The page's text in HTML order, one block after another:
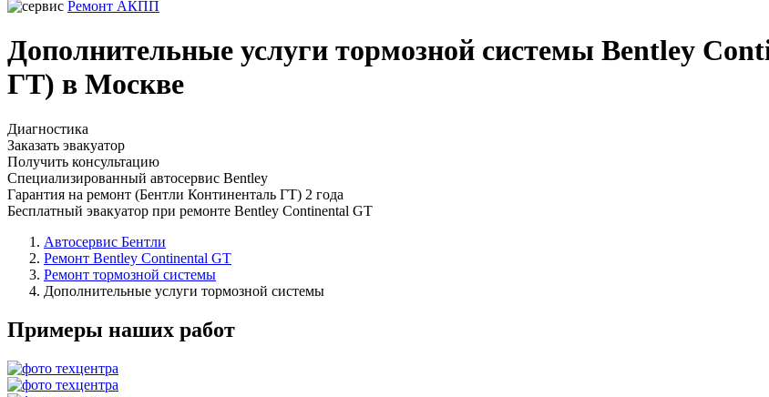
Ремонт АКПП
Дополнительные услуги тормозной системы Bentley
ГТ) в Москве
Диагностика
Заказать эвакуатор
Получить консультацию
Специализированный автосервис Bentley
Гарантия на ремонт (Бентли Континенталь ГТ) 2 года
Бесплатный эвакуатор при ремонте Bentley Continental GT
Автосервис Бентли
Ремонт Bentley Continental GT
Ремонт тормозной системы
Дополнительные услуги тормозной системы
Примеры наших работ